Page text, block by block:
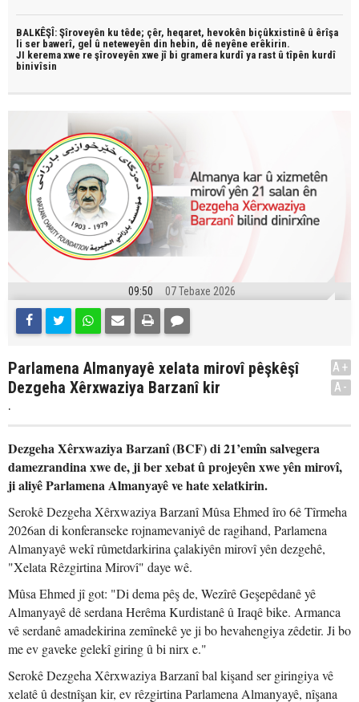
BALKÊŞÎ: Şîroveyên ku têde; çêr, heqaret, hevokên biçûkxistinê û êrîşa
li ser bawerî, gel û neteweyên din hebin, dê neyêne erêkirin.
JI kerema xwe re şîroveyên xwe jî bi gramera kurdî ya rast û tîpên kurdî
binivîsin
09:50 07 Tebaxe 2026
Parlamena Almanyayê xelata mirovî pêşkêşî
Dezgeha Xêrxwaziya Barzanî kir
.
A+
A-
Dezgeha Xêrxwaziya Barzanî (BCF) di 21’emîn salvegera
damezrandina xwe de, ji ber xebat û projeyên xwe yên mirovî,
ji aliyê Parlamena Almanyayê ve hate xelatkirin.
Serokê Dezgeha Xêrxwaziya Barzanî Mûsa Ehmed îro 6ê Tîrmeha
2026an di konferanseke rojnamevaniyê de ragihand, Parlamena
Almanyayê wekî rûmetdarkirina çalakiyên mirovî yên dezgehê,
"Xelata Rêzgirtina Mirovî" daye wê.
Mûsa Ehmed jî got: "Di dema pêş de, Wezîrê Geşepêdanê yê
Almanyayê dê serdana Herêma Kurdistanê û Iraqê bike. Armanca
vê serdanê amadekirina zemînekê ye ji bo hevahengiya zêdetir. Ji bo
me ev gaveke gelekî giring û bi nirx e."
Serokê Dezgeha Xêrxwaziya Barzanî bal kişand ser giringiya vê
xelatê û destnîşan kir, ev rêzgirtina Parlamena Almanyayê, nîşana